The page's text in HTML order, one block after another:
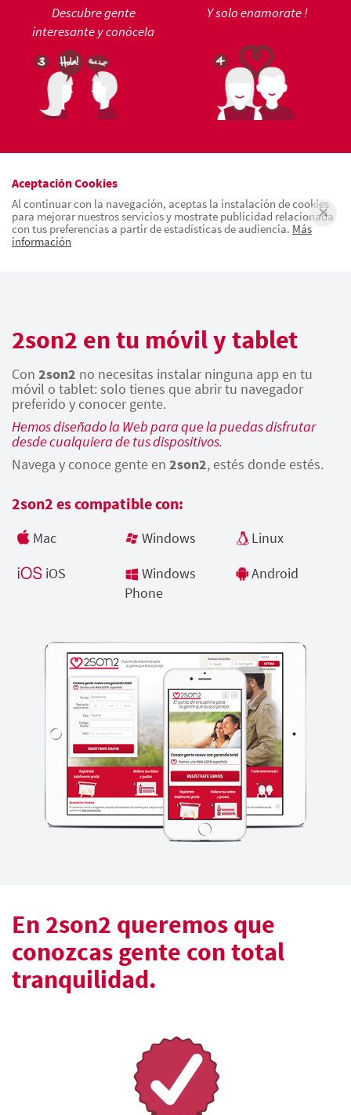
Descubre gente
interesante y conócela
Y solo enamorate !
Aceptación Cookies
Al continuar con la navegación, aceptas la instalación de cookies
para mejorar nuestros servicios y mostrate publicidad relacionada
con tus preferencias a partir de estadísticas de audiencia. Más
información
2son2 en tu móvil y tablet
Con 2son2 no necesitas instalar ninguna app en tu
móvil o tablet: solo tienes que abrir tu navegador
preferido y conocer gente.
Hemos diseñado la Web para que la puedas disfrutar
desde cualquiera de tus dispositivos.
Navega y conoce gente en 2son2, estés donde estés.
2son2 es compatible con:
Mac Windows
Linux
iOS
Windows
Phone
Android
En 2son2 queremos que
conozcas gente con total
tranquilidad.